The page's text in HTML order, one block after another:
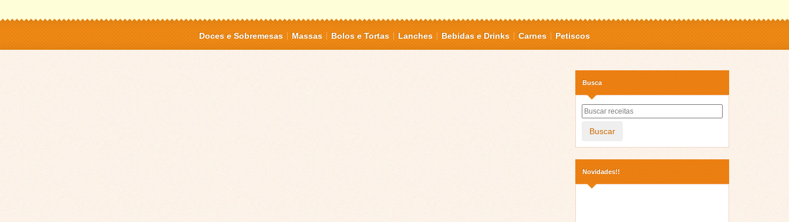
Doces e Sobremesas Massas Bolos e Tortas Lanches Bebidas e Drinks Carnes Petiscos
Busca
Buscar
Novidades!!